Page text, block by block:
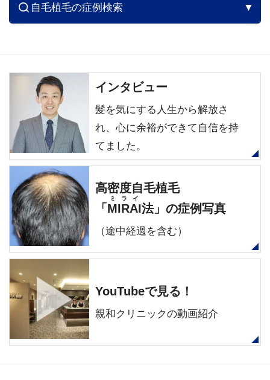
自毛植毛の症例検索 ▼
インタビュー
髪を気にする人生から解放さ
れ、心に余裕ができて自信を持
てました。
高密度自毛植毛
「 MIRAI
ミライ
法」の症例写真
（途中経過を含む）
YouTubeで見る！
親和クリニックの動画紹介